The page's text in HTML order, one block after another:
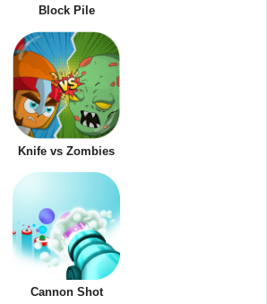
Block Pile
Knife vs Zombies
Cannon Shot